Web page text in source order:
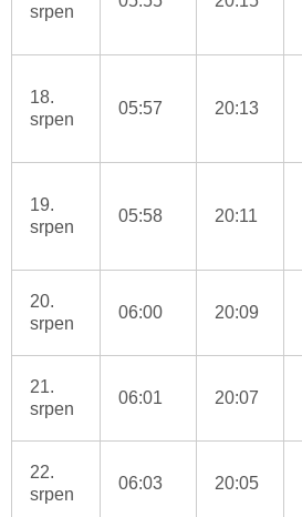
srpen
18.
srpen
05:57 20:13
19.
srpen
05:58 20:11
20.
srpen
06:00 20:09
21.
srpen
06:01 20:07
22.
srpen
06:03 20:05